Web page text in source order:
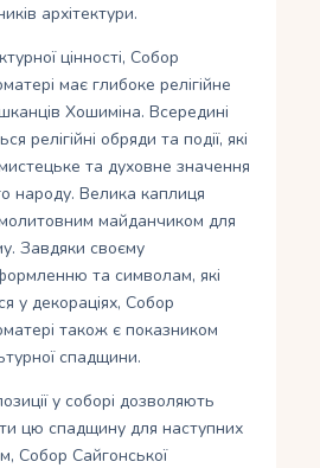
архітектури.
цінності, Собор
має глибоке релігійне
Хошиміна. Всередині
релігійні обряди та події, які
та духовне значення
народу. Велика каплиця
майданчиком для
Завдяки своєму
та символам, які
у декораціях, Собор
також є показником
спадщини.
у соборі дозволяють
цю спадщину для наступних
Собор Сайгонської